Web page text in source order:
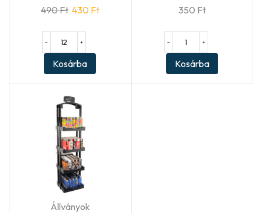
490Ft 430 Ft
− +
Kosárba
350 Ft
− +
Kosárba
Állványok